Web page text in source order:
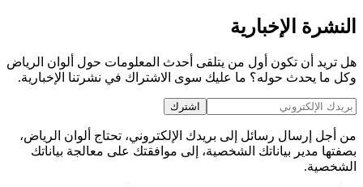
النشرة الإخبارية
هل تريد أن تكون أول من يتلقى أحدث المعلومات حول ألوان الرياض
وكل ما يحدث حوله؟ ما عليك سوى الاشتراك في نشرتنا الإخبارية.
اشترك
من أجل إرسال رسائل إلى بريدك الإلكتروني، تحتاج ألوان الرياض،
بصفتها مدير بياناتك الشخصية، إلى موافقتك على معالجة بياناتك
الشخصية.